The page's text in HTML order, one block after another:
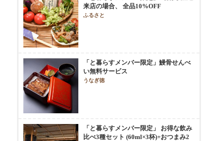
来店の場合、 全品10%OFF
ふるさと
「と暮らすメンバー限定」鰻骨せんべ
い無料サービス
うなぎ徳
「と暮らすメンバー限定」 お得な飲み
比べ3種セット (60ml×3杯)+おつまみ2